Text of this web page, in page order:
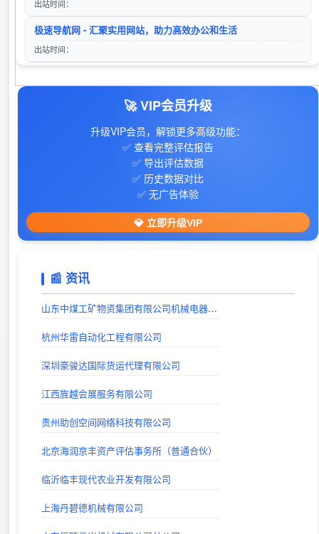
访问站点
入站时间：2023-01-16
入站时间：2023-01-16
入站时间：2024-04-26
出站时间：
极速导航网 - 汇聚实用网站，助力高效办公和生活
出站时间：
606导航网_常用网址大全_生活服务_让上网更顺溜
出站时间：
出站时间：
出站时间：
出站时间：
🚀 VIP会员升级
升级VIP会员，解锁更多高级功能：
✅ 查看完整评估报告
✅ 导出评估数据
✅ 历史数据对比
✅ 无广告体验
💎 立即升级VIP
📰 资讯
山东中煤工矿物资集团有限公司机械电器制造分公司
杭州华雷自动化工程有限公司
深圳豪骏达国际货运代理有限公司
江西旌越会展服务有限公司
贵州助创空间网络科技有限公司
北京海润京丰资产评估事务所（普通合伙）
临沂临丰现代农业开发有限公司
上海丹碧德机械有限公司